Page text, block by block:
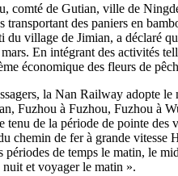
comté de Gutian, ville de
transportant des paniers en
du village de Jimian, a déclaré
En intégrant des activités
économique des fleurs de
la Nan Railway adopte
Fuzhou à Fuzhou, Fuzhou à
de la période de pointe
chemin de fer à grande
de temps le matin, le
et voyager le matin ».